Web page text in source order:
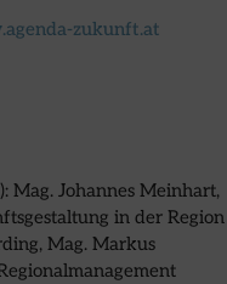
zukunft.at
Mag. Johannes Meinhart,
in der Region
Mag. Markus